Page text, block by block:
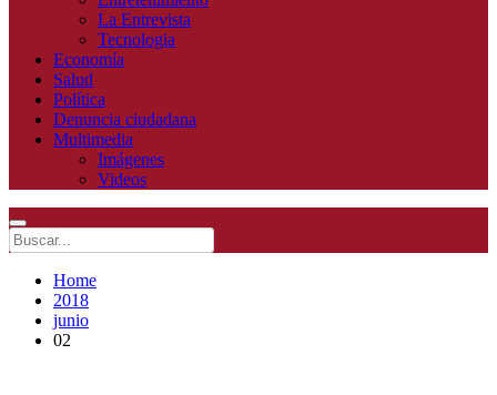
La Entrevista
Tecnologia
Economía
Salud
Política
Denuncia ciudadana
Multimedia
Imágenes
Videos
Home
2018
junio
02